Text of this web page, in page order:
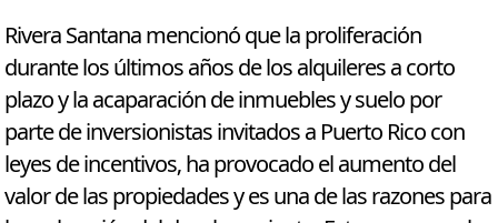
Rivera Santana mencionó que la proliferación
durante los últimos años de los alquileres a corto
plazo y la acaparación de inmuebles y suelo por
parte de inversionistas invitados a Puerto Rico con
leyes de incentivos, ha provocado el aumento del
valor de las propiedades y es una de las razones para